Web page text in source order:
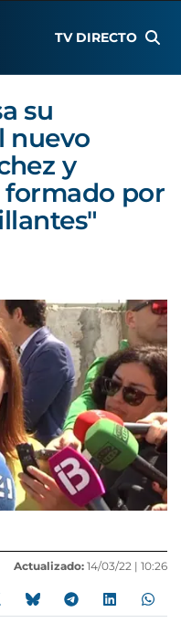
TV DIRECTO
su
nuevo
y
formado por
Actualizado: 14/03/22 | 10:26